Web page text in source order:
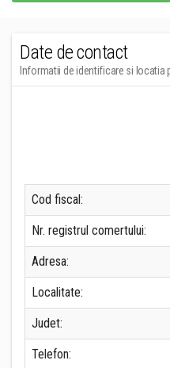
Date de contact
Informatii de identificare si locatia
Cod fiscal:
Nr. registrul comertului:
Adresa:
Localitate:
Judet:
Telefon: